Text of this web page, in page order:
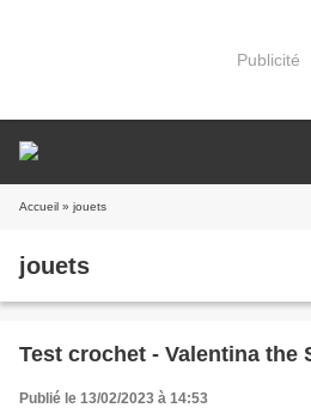
Publicité
Accueil » jouets
jouets
Test crochet - Valentina the
Publié le 13/02/2023 à 14:53